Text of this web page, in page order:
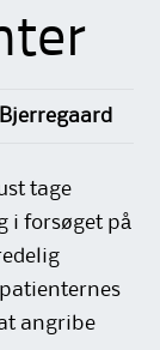
Bjerregaard
tage
i forsøget på
angribe